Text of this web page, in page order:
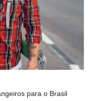
para o Brasil